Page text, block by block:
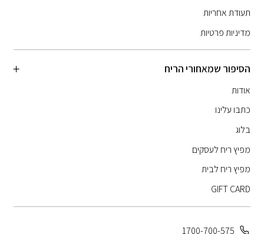
תעודת אחריות
מדיניות פרטיות
הסיפור שמאחורי הריח
אודות
כתבו עלינו
בלוג
מפיץ ריח לעסקים
מפיץ ריח לבית
GIFT CARD
1700-700-575